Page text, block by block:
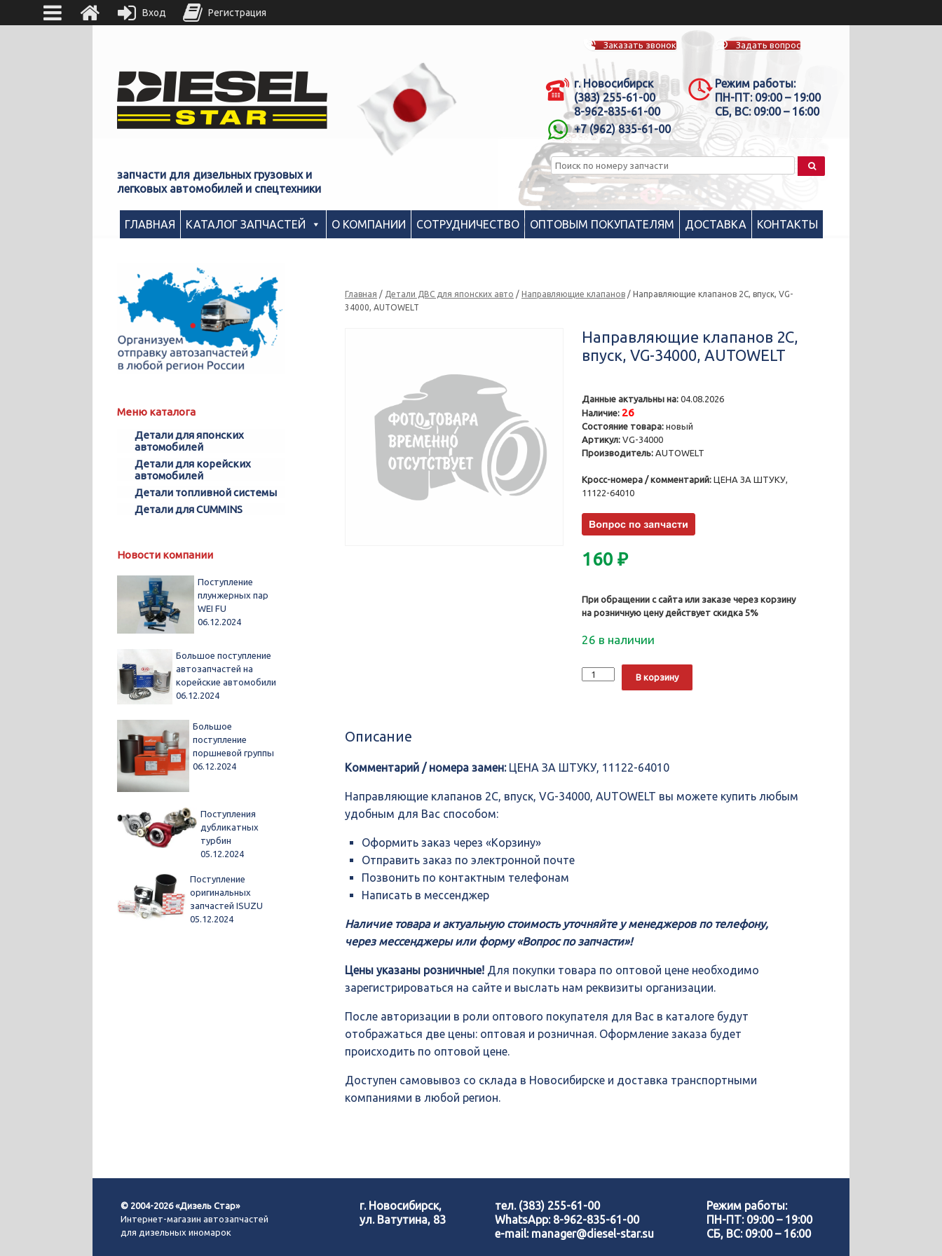
запчасти для дизельных грузовых и
легковых автомобилей и спецтехники
Заказать звонок Задать вопрос
г. Новосибирск
(383) 255-61-00
8-962-835-61-00
+7 (962) 835-61-00
Режим работы:
ПН-ПТ: 09:00 – 19:00
СБ, ВС: 09:00 – 16:00
ГЛАВНАЯ КАТАЛОГ ЗАПЧАСТЕЙ О КОМПАНИИ СОТРУДНИЧЕСТВО ОПТОВЫМ ПОКУПАТЕЛЯМ ДОСТАВКА КОНТАКТЫ
Главная / Детали ДВС для японских авто /Направляющие клапанов / Направляющие клапанов 2C, впуск, VG-
34000, AUTOWELT
Направляющие клапанов 2C,
впуск, VG-34000, AUTOWELT
Данные актуальны на: 04.08.2026
Наличие: 26
Состояние товара: новый
Артикул: VG-34000
Производитель: AUTOWELT
Кросс-номера / комментарий: ЦЕНА ЗА ШТУКУ,
11122-64010
160₽
При обращении с сайта или заказе через корзину
на розничную цену действует скидка 5%
26 в наличии
Количество
Направляющие
AUTOWELT
В корзину
Описание
Комментарий / номера замен:ЦЕНА ЗА ШТУКУ, 11122-64010
Направляющие клапанов 2C, впуск, VG-34000, AUTOWELT вы можете купить любым
удобным для Вас способом:
Оформить заказ через «Корзину»
Отправить заказ по электронной почте
Позвонить по контактным телефонам
Написать в мессенджер
Наличие товара и актуальную стоимость уточняйте у менеджеров по телефону,
через мессенджеры или форму «Вопрос по запчасти»!
Цены указаны розничные! Для покупки товара по оптовой цене необходимо
зарегистрироваться на сайте и выслать нам реквизиты организации.
После авторизации в роли оптового покупателя для Вас в каталоге будут
отображаться две цены: оптовая и розничная. Оформление заказа будет
происходить по оптовой цене.
Доступен самовывоз со склада в Новосибирске и доставка транспортными
компаниями в любой регион.
Меню каталога
Детали для японских
автомобилей
Детали для корейских
автомобилей
Детали топливной системы
Детали для CUMMINS
Новости компании
Поступление
плунжерных пар
WEI FU
06.12.2024
Большое поступление
автозапчастей на
корейские автомобили
06.12.2024
Большое
поступление
поршневой группы
06.12.2024
Поступления
дубликатных
турбин
05.12.2024
Поступление
оригинальных
запчастей ISUZU
05.12.2024
© 2004-2026 «Дизель Стар»
Интернет-магазин автозапчастей
для дизельных иномарок
г. Новосибирск,
ул. Ватутина, 83
тел. (383) 255-61-00
WhatsApp: 8-962-835-61-00
e-mail: manager@diesel-star.su
Режим работы:
ПН-ПТ: 09:00 – 19:00
СБ, ВС: 09:00 – 16:00
Вход Регистрация